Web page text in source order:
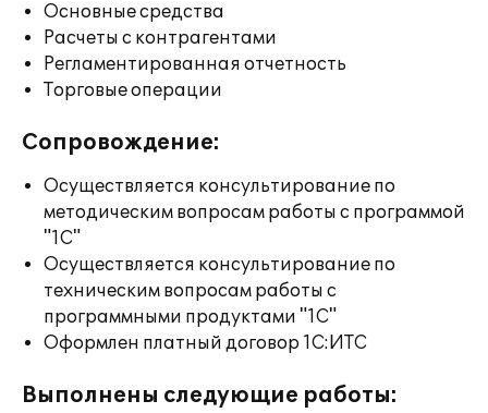
Основные средства
Расчеты с контрагентами
Регламентированная отчетность
Торговые операции
Сопровождение:
Осуществляется консультирование по
методическим вопросам работы с программой
"1С"
Осуществляется консультирование по
техническим вопросам работы с
программными продуктами "1С"
Оформлен платный договор 1С:ИТС
Выполнены следующие работы: